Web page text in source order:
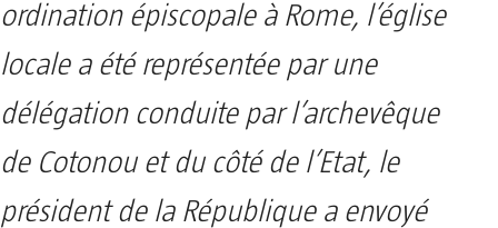
ordination épiscopale à Rome, l’église
locale a été représentée par une
délégation conduite par l’archevêque
de Cotonou et du côté de l’Etat, le
président de la République a envoyé